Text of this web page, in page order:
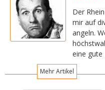
Der
mir auf
angeln.
eine gute
Mehr Artikel